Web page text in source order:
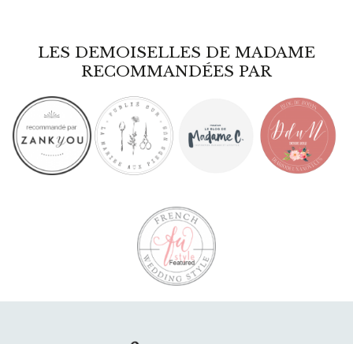
LES DEMOISELLES DE MADAME
RECOMMANDÉES PAR